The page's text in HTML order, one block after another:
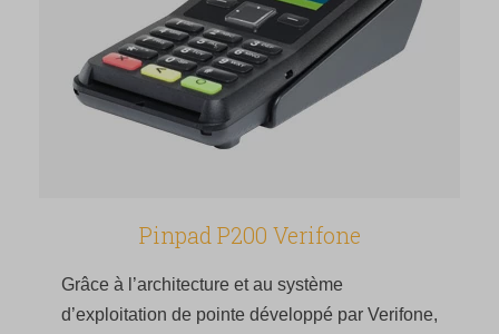
Pinpad P200 Verifone
Grâce à l’architecture et au système
d’exploitation de pointe développé par Verifone,